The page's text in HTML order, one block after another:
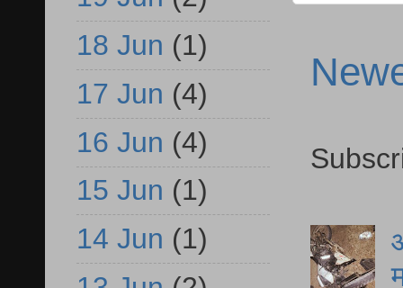
18 Jun (1)
17 Jun (4)
16 Jun (4)
15 Jun (1)
14 Jun (1)